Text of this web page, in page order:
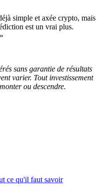
simple et axée crypto, mais
est un vrai plus.
sans garantie de résultats
varier. Tout investissement
ou descendre.
ce qu'il faut savoir